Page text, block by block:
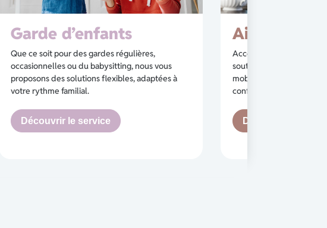
Garde d’enfants
Que ce soit pour des gardes régulières,
occasionnelles ou du babysitting, nous vous
proposons des solutions flexibles, adaptées à
votre rythme familial.
Découvrir le service
Aide aux
Accompagnement des
soutien à l’autonomie,
mobilité : Alyséa
confort et sécurité à vos
Découvrir le